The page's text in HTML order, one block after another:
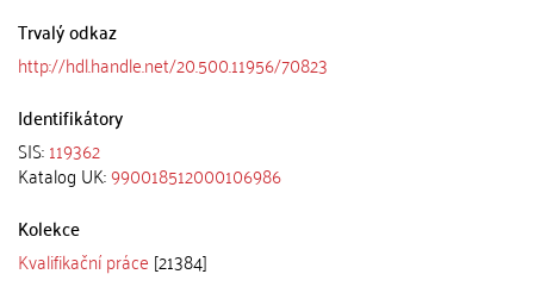
Trvalý odkaz
http://hdl.handle.net/20.500.11956/70823
Identifikátory
SIS:119362
Katalog UK:990018512000106986
Kolekce
Kvalifikační práce [21384]